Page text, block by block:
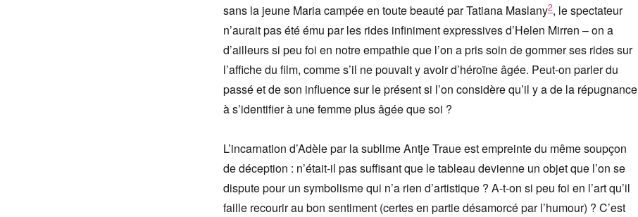
sans la jeune Maria campée en toute beauté par Tatiana Maslany2, le spectateur
n’aurait pas été ému par les rides infiniment expressives d’Helen Mirren – on a
d’ailleurs si peu foi en notre empathie que l’on a pris soin de gommer ses rides sur
l’affiche du film, comme s’il ne pouvait y avoir d’héroïne âgée. Peut-on parler du
passé et de son influence sur le présent si l’on considère qu’il y a de la répugnance
à s’identifier à une femme plus âgée que soi ?
L’incarnation d’Adèle par la sublime Antje Traue est empreinte du même soupçon
de déception : n’était-il pas suffisant que le tableau devienne un objet que l’on se
dispute pour un symbolisme qui n’a rien d’artistique ? A-t-on si peu foi en l’art qu’il
faille recourir au bon sentiment (certes en partie désamorcé par l’humour) ? C’est